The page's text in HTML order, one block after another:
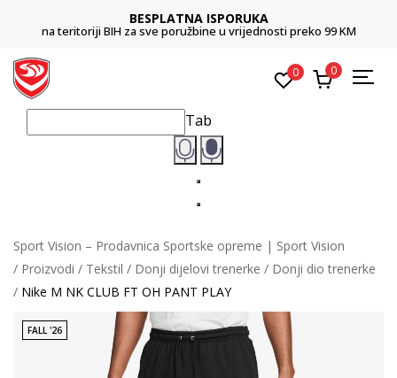
BESPLATNA ISPORUKA
na teritoriji BIH za sve poružbine u vrijednosti preko 99 KM
0 0
Tab
Sport Vision – Prodavnica Sportske opreme | Sport Vision
Proizvodi
Tekstil Donji dijelovi trenerke
Donji dio trenerke
Nike M NK CLUB FT OH PANT PLAY
FALL '26